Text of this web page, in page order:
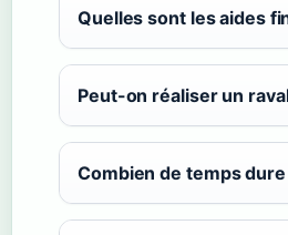
Quelles sont les aides
Peut-on réaliser un
Combien de temps